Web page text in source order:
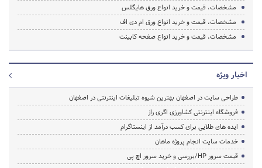
مشخصات، قیمت و خرید انواع ورق هایگلس
مشخصات، قیمت و خرید انواع ورق ام دی اف
مشخصات، قیمت و خرید انواع صفحه کابینت
اخبار ویژه
طراحی سایت در اصفهان بهترین شیوه تبلیغات اینترنتی در اصفهان
فروشگاه اینترنتی کشاورزی اگری راز
ایده های طلایی برای کسب درآمد از اینستاگرام
خدمات سایت انجام پروژه ماهان
قیمت سرور HP/بررسی و خرید سرور اچ پی